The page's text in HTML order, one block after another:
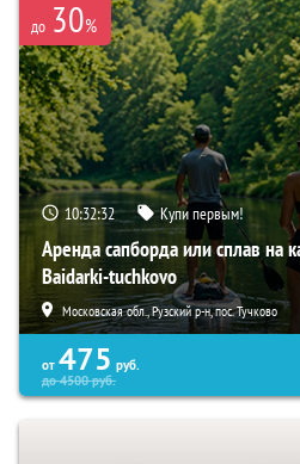
до 30%
10:32:31 Купи первым!
Аренда сапборда или сплав на
Baidarki-tuchkovo
Московская обл., Рузский р-н, пос. Тучково
от 475 руб.
до4500руб.